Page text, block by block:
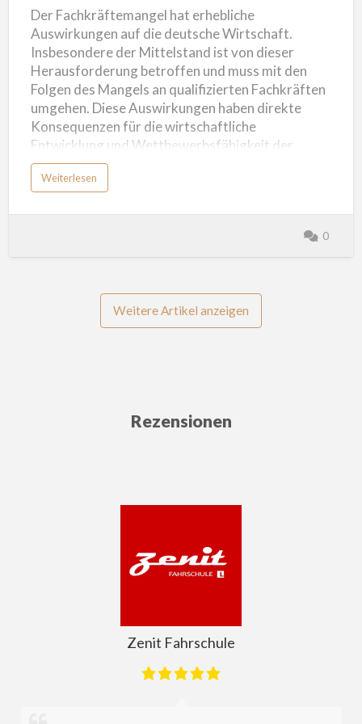
Termine verschoben werden, dazu führen, dass
Bewe…
Der Fachkräftemangel hat erhebliche
Auswirkungen auf die deutsche Wirtschaft.
Insbesondere der Mittelstand ist von dieser
Herausforderung betroffen und muss mit den
Folgen des Mangels an qualifizierten Fachkräften
umgehen. Diese Auswirkungen haben direkte
Konsequenzen für die wirtschaftliche
Entwicklung und Wettbewerbsfähigkeit der
Unternehmen. Laut Statistiken führt der
Fachkräftemangel nicht nur zu einem erhöhten
existierende Mitarbeiter, sondern auch zu
Umsatzeinbußen von etwa 65 Milliarden Euro pro
Fachkräften beeinträchtigt somit die
Gewinnmarge und Wachstumschancen der
Unternehmen. Diese Auswirkungen betreffen
Wettbewerbsfähigkeit Deutschlands im
Weiterlesen
0
Weitere Artikel anzeigen
Rezensionen
Zenit Fahrschule